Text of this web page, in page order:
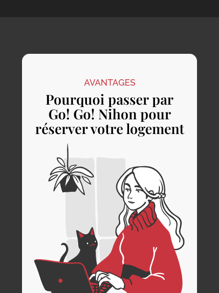
AVANTAGES
Pourquoi passer par
Go! Go! Nihon pour
réserver votre logement